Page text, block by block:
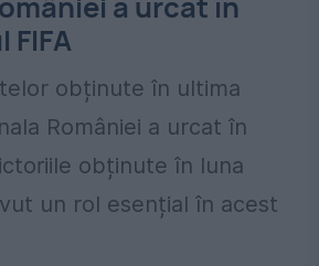
obținute în ultima
României a urcat în
obținute în luna
un rol esențial în acest